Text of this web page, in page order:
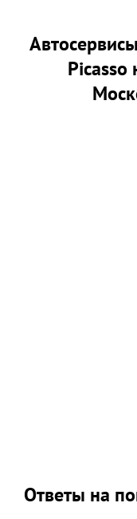
Picasso
Ответы на